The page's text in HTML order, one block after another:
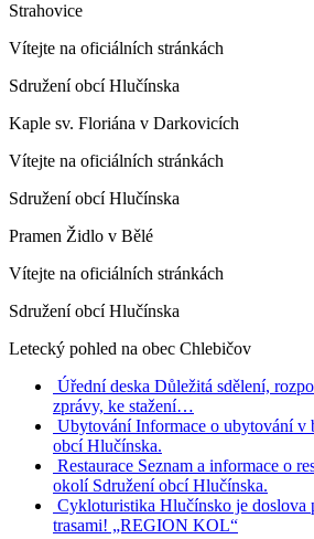
Strahovice
Vítejte na oficiálních stránkách
Sdružení obcí Hlučínska
Kaple sv. Floriána v Darkovicích
Vítejte na oficiálních stránkách
Sdružení obcí Hlučínska
Pramen Židlo v Bělé
Vítejte na oficiálních stránkách
Sdružení obcí Hlučínska
Letecký pohled na obec Chlebičov
Úřední deska Důležitá sdělení,
zprávy, ke stažení…
Ubytování Informace o ubytování v
obcí Hlučínska.
Restaurace Seznam a informace o
okolí Sdružení obcí Hlučínska.
Cykloturistika Hlučínsko je doslova
trasami! „REGION KOL“